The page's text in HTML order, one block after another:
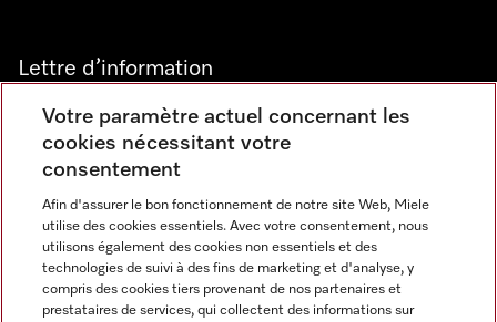
Lettre d’information
Langue
FRANCAIS
Votre paramètre actuel concernant les
cookies nécessitant votre
consentement
Afin d'assurer le bon fonctionnement de notre site Web, Miele
utilise des cookies essentiels. Avec votre consentement, nous
utilisons également des cookies non essentiels et des
technologies de suivi à des fins de marketing et d'analyse, y
compris des cookies tiers provenant de nos partenaires et
prestataires de services, qui collectent des informations sur